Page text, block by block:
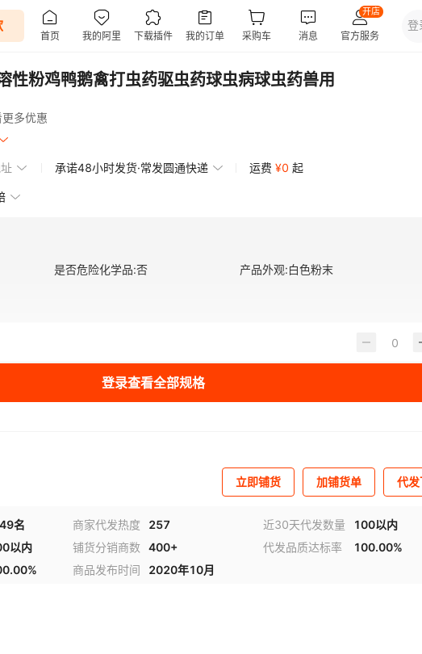
性粉鸡鸭鹅禽打虫药驱虫药球虫病球虫药兽用
多优惠
承诺48小时发货·常发圆通快递 运费 ¥0 起
是否危险化学品:否 产品外观:白色粉末
登录查看全部规格
立即铺货 加铺货单 代
名 商家代发热度 257 近30天代发数量
100以内
以内 铺货分销商数 400+ 代发品质达标率
100.00%
商品发布时间 2020年10月